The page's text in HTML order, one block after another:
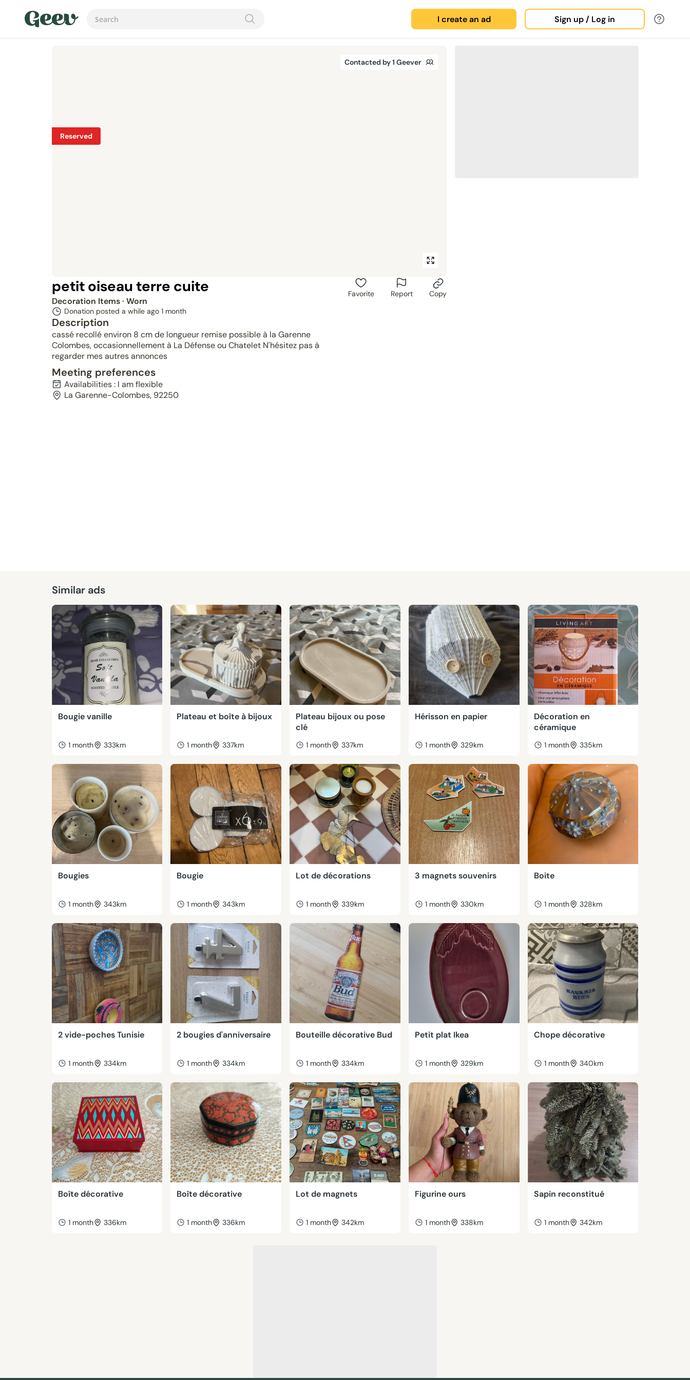
I create an ad Sign up / Log in
Contacted by 1 Geever
Reserved
petit oiseau terre cuite
Decoration Items· Worn
Donation posted a while ago 1 month
Description
cassé recollé environ 8 cm de longueur remise possible à la Garenne
Colombes, occasionnellement à La Défense ou Chatelet N'hésitez pas à
regarder mes autres annonces
Favorite Report Copy
Meeting preferences
Availabilities : I am flexible
La Garenne-Colombes, 92250
Similar ads
Bougie vanille
1 month 333km
Plateau et boîte à bijoux
1 month 337km
Plateau bijoux ou pose
clé
1 month 337km
Hérisson en papier
1 month 329km
Décoration en
céramique
1 month 335km
Bougies
1 month 343km
Bougie
1 month 343km
Lot de décorations
1 month 339km
3 magnets souvenirs
1 month 330km
Boite
1 month 328km
2 vide-poches Tunisie
1 month 334km
2 bougies d'anniversaire
1 month 334km
Bouteille décorative Bud
1 month 334km
Petit plat Ikea
1 month 329km
Chope décorative
1 month 340km
Boîte décorative
1 month 336km
Boîte décorative
1 month 336km
Lot de magnets
1 month 342km
Figurine ours
1 month 338km
Sapin reconstitué
1 month 342km